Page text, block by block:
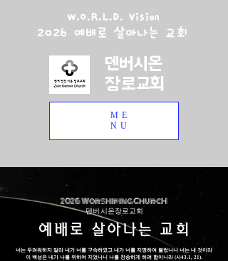
W.O.R.L.D. Vision
2026 예배로 살아나는 교회
덴버시온
장로교회
ME
NU
2026 Worshiping ChurcH
덴버 시온장로교회
예배로 살아나는 교회
너는 두려워하지 말라 내가 너를 구속하였고 내가 너를 지명하여 불렀나니 너는 내 것이라
이 백성은 내가 나를 위하여 지었나니 나를 찬송하게 하려 함이니라 (사43:1, 21).